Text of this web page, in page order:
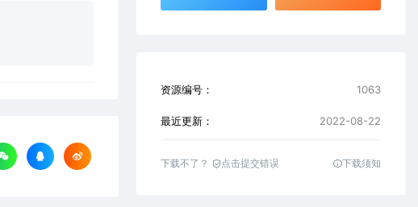
资源编号： 1063
最近更新： 2022-08-22
下载不了？ 点击提交错误 下载须知